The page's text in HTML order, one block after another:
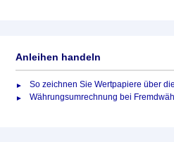
Anleihen handeln
So zeichnen Sie Wertpapiere über
Währungsumrechnung bei